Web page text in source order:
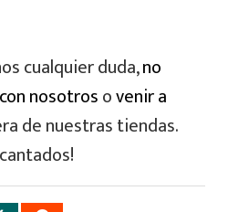
cualquier duda,no
nosotrosovenir a
de nuestras tiendas.